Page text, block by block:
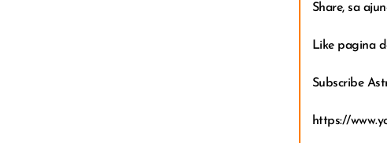
Share, sa
Like pagina
Subscribe
https://